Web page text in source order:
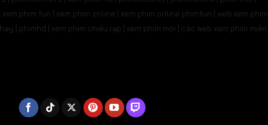
phim fun | xem phim online | xem phim online phimfun | web xem phim
| phimhd | xem phim chiếu rạp | xem phim mới | các web xem phim miễn